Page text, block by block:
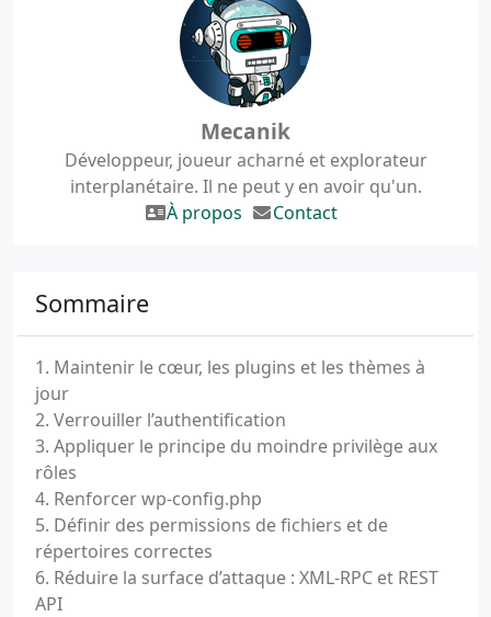
Mecanik
Développeur, joueur acharné et explorateur
interplanétaire. Il ne peut y en avoir qu'un.
À propos
Contact
Sommaire
1. Maintenir le cœur, les plugins et les thèmes à
jour
2. Verrouiller l’authentification
3. Appliquer le principe du moindre privilège aux
rôles
4. Renforcer wp-config.php
5. Définir des permissions de fichiers et de
répertoires correctes
6. Réduire la surface d’attaque : XML-RPC et REST
API